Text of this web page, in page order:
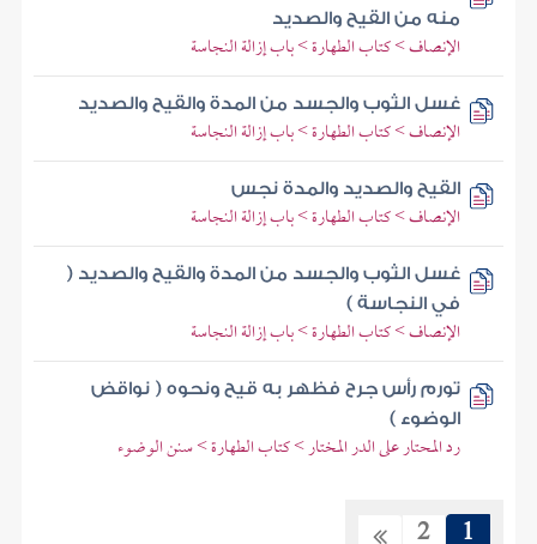
منه من القيح والصديد
الإنصاف > كتاب الطهارة > باب إزالة النجاسة
غسل الثوب والجسد من المدة والقيح والصديد
الإنصاف > كتاب الطهارة > باب إزالة النجاسة
القيح والصديد والمدة نجس
الإنصاف > كتاب الطهارة > باب إزالة النجاسة
غسل الثوب والجسد من المدة والقيح والصديد (
في النجاسة )
الإنصاف > كتاب الطهارة > باب إزالة النجاسة
تورم رأس جرح فظهر به قيح ونحوه ( نواقض
الوضوء )
رد المحتار على الدر المختار > كتاب الطهارة > سنن الوضوء